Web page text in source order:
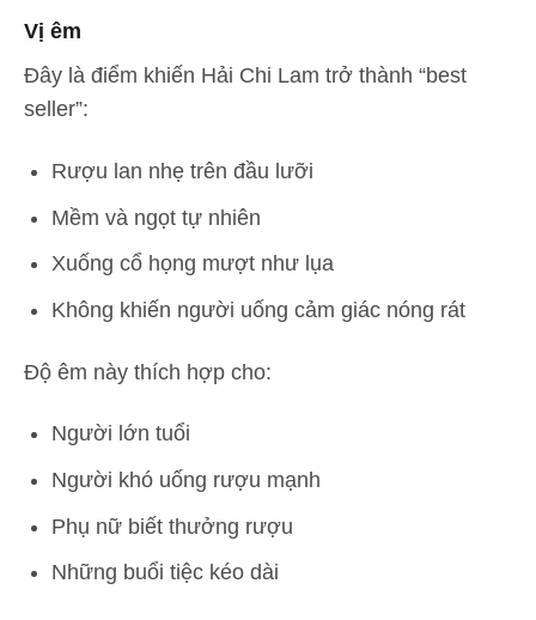
Vị êm
Đây là điểm khiến Hải Chi Lam trở thành “best
seller”:
Rượu lan nhẹ trên đầu lưỡi
Mềm và ngọt tự nhiên
Xuống cổ họng mượt như lụa
Không khiến người uống cảm giác nóng rát
Độ êm này thích hợp cho:
Người lớn tuổi
Người khó uống rượu mạnh
Phụ nữ biết thưởng rượu
Những buổi tiệc kéo dài